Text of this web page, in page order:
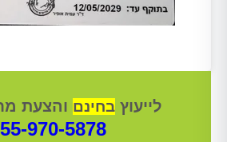
לייעוץבחינם והצעת
970-5878